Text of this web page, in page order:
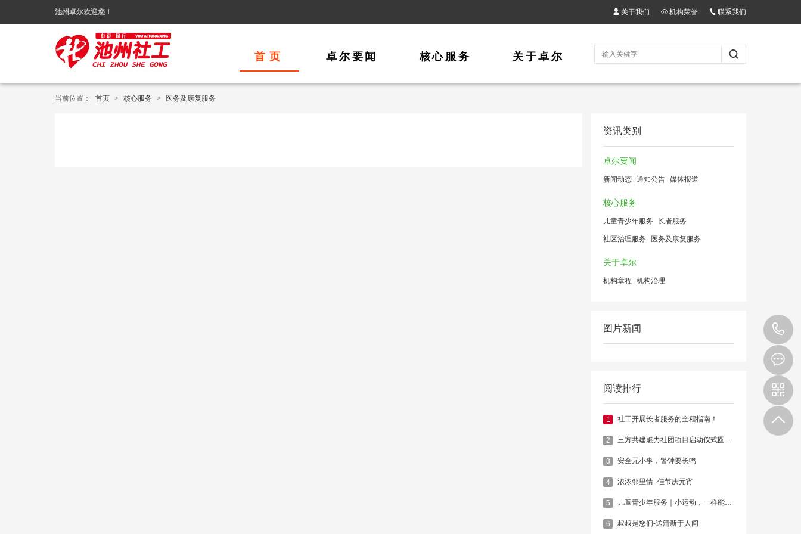
池州卓尔欢迎您！ 关于我们 机构荣誉 联系我们
首页 卓尔要闻 核心服务 关于卓尔
当前位置： 首页 > 核心服务 > 医务及康复服务
资讯类别
卓尔要闻
新闻动态 通知公告 媒体报道
核心服务
儿童青少年服务 长者服务
社区治理服务 医务及康复服务
关于卓尔
机构章程 机构治理
图片新闻
阅读排行
1 社工开展长者服务的全程指南！
2 三方共建魅力社团项目启动仪式圆满举行
3 安全无小事，警钟要长鸣
4 浓浓邻里情 ·佳节庆元宵
5 儿童青少年服务｜小运动，一样能玩出大欢乐
6 叔叔是您们-送清新于人间